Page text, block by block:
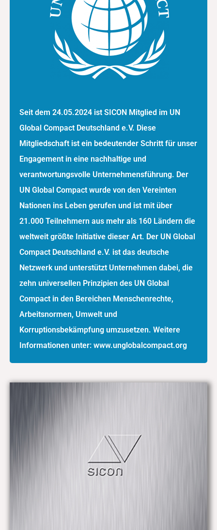
Seit dem 24.05.2024 ist SICON Mitglied im UN
Global Compact Deutschland e.V. Diese
Mitgliedschaft ist ein bedeutender Schritt für unser
Engagement in eine nachhaltige und
verantwortungsvolle Unternehmensführung. Der
UN Global Compact wurde von den Vereinten
Nationen ins Leben gerufen und ist mit über
21.000 Teilnehmern aus mehr als 160 Ländern die
weltweit größte Initiative dieser Art. Der UN Global
Compact Deutschland e.V. ist das deutsche
Netzwerk und unterstützt Unternehmen dabei, die
zehn universellen Prinzipien des UN Global
Compact in den Bereichen Menschenrechte,
Arbeitsnormen, Umwelt und
Korruptionsbekämpfung umzusetzen. Weitere
Informationen unter: www.unglobalcompact.org